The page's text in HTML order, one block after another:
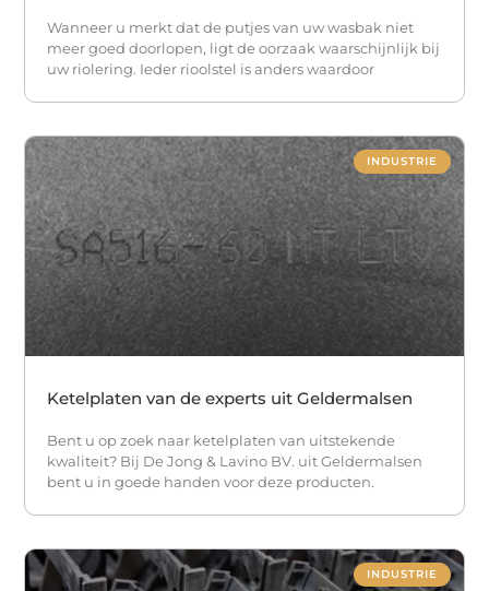
Wanneer u merkt dat de putjes van uw wasbak niet
meer goed doorlopen, ligt de oorzaak waarschijnlijk bij
uw riolering. Ieder rioolstel is anders waardoor
INDUSTRIE
Ketelplaten van de experts uit Geldermalsen
Bent u op zoek naar ketelplaten van uitstekende
kwaliteit? Bij De Jong & Lavino BV. uit Geldermalsen
bent u in goede handen voor deze producten.
INDUSTRIE